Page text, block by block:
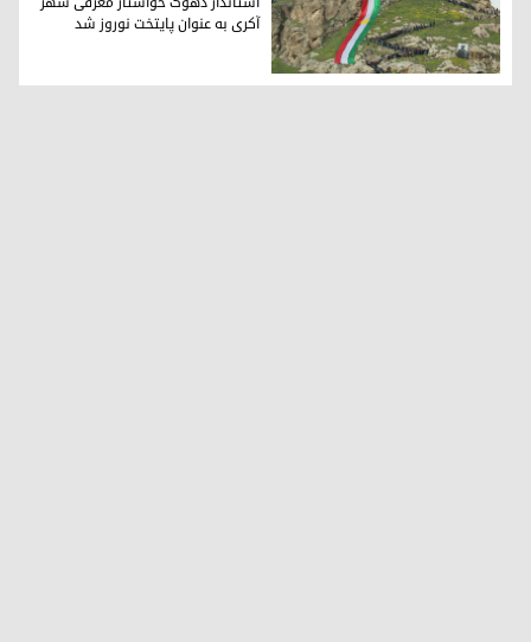
تصویری از مراسم نوروز آکری
آکری به عنوان پایتخت نوروز شد